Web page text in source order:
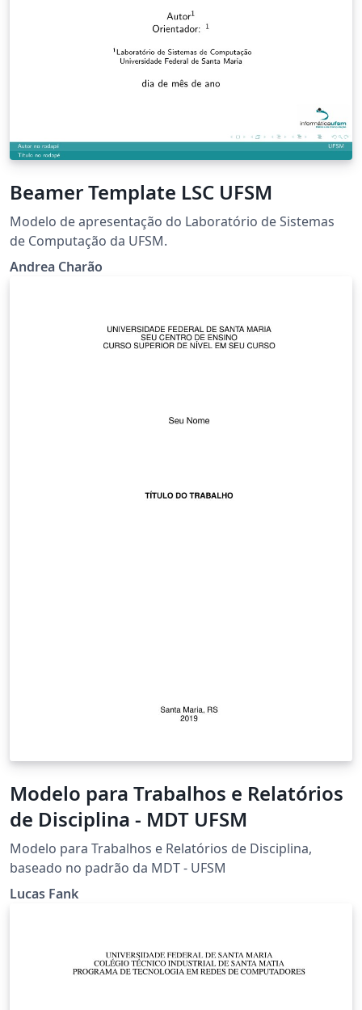
Beamer Template LSC UFSM
Modelo de apresentação do Laboratório de Sistemas
de Computação da UFSM.
Andrea Charão
Modelo para Trabalhos e Relatórios
de Disciplina - MDT UFSM
Modelo para Trabalhos e Relatórios de Disciplina,
baseado no padrão da MDT - UFSM
Lucas Fank